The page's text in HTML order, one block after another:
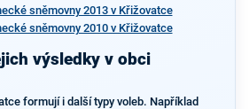
sněmovny 2013 v Křižovatce
sněmovny 2010 v Křižovatce
výsledky v obci
formují i další typy voleb. Například